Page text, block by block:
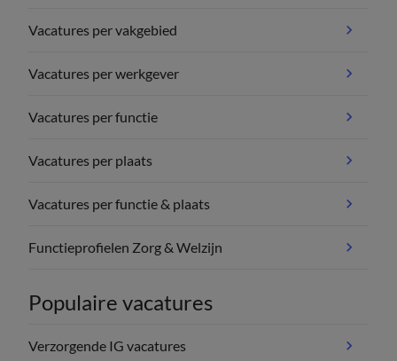
Vacatures per vakgebied
Vacatures per werkgever
Vacatures per functie
Vacatures per plaats
Vacatures per functie & plaats
Functieprofielen Zorg & Welzijn
Populaire vacatures
Verzorgende IG vacatures